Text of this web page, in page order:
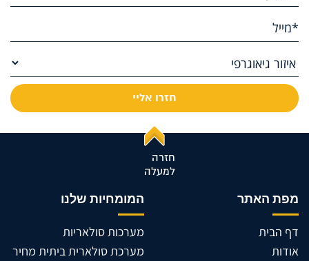
חזרה
למעלה
מפת האתר
דף הבית
אודות
המומחיות שלנו
מערכות סולאריות
מערכת סולארית ביתית מחיר